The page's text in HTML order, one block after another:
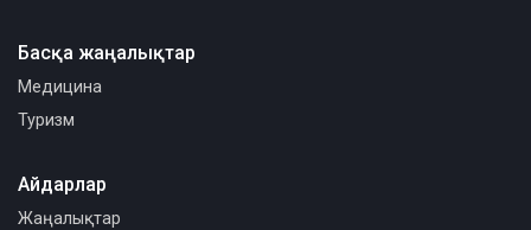
Басқа жаңалықтар
Медицина
Туризм
Айдарлар
Жаңалықтар